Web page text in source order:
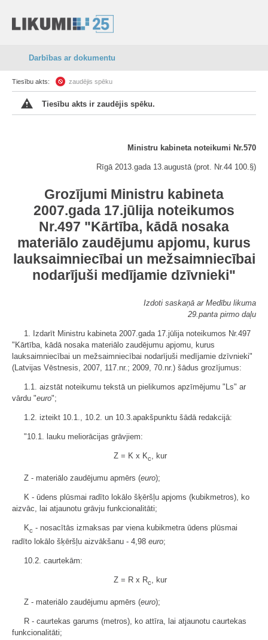
Darbības ar dokumentu
Tiesību akts: zaudējis spēku
Tiesību akts ir zaudējis spēku.
Ministru kabineta noteikumi Nr.570
Rīgā 2013.gada 13.augustā (prot. Nr.44 100.§)
Grozījumi Ministru kabineta
2007.gada 17.jūlija noteikumos
Nr.497 "Kārtība, kādā nosaka
materiālo zaudējumu apjomu, kurus
lauksaimniecībai un mežsaimniecībai
nodarījuši medījamie dzīvnieki"
Izdoti saskaņā ar Medību likuma
29.panta pirmo daļu
1. Izdarīt Ministru kabineta 2007.gada 17.jūlija noteikumos Nr.497
"Kārtība, kādā nosaka materiālo zaudējumu apjomu, kurus
lauksaimniecībai un mežsaimniecībai nodarījuši medījamie dzīvnieki"
(Latvijas Vēstnesis, 2007, 117.nr.; 2009, 70.nr.) šādus grozījumus:
1.1. aizstāt noteikumu tekstā un pielikumos apzīmējumu "Ls" ar
vārdu "euro";
1.2. izteikt 10.1., 10.2. un 10.3.apakšpunktu šādā redakcijā:
"10.1. lauku meliorācijas grāvjiem:
Z = K x Kc, kur
Z - materiālo zaudējumu apmērs (euro);
K - ūdens plūsmai radīto lokālo šķēršļu apjoms (kubikmetros), ko
aizvāc, lai atjaunotu grāvju funkcionalitāti;
Kc - nosacītās izmaksas par viena kubikmetra ūdens plūsmai
radīto lokālo šķēršļu aizvākšanu - 4,98 euro;
10.2. caurtekām:
Z = R x Rc, kur
Z - materiālo zaudējumu apmērs (euro);
R - caurtekas garums (metros), ko attīra, lai atjaunotu caurtekas
funkcionalitāti;